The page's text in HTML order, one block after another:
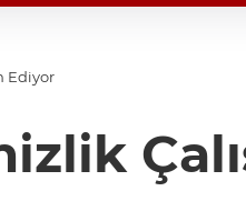
Ediyor